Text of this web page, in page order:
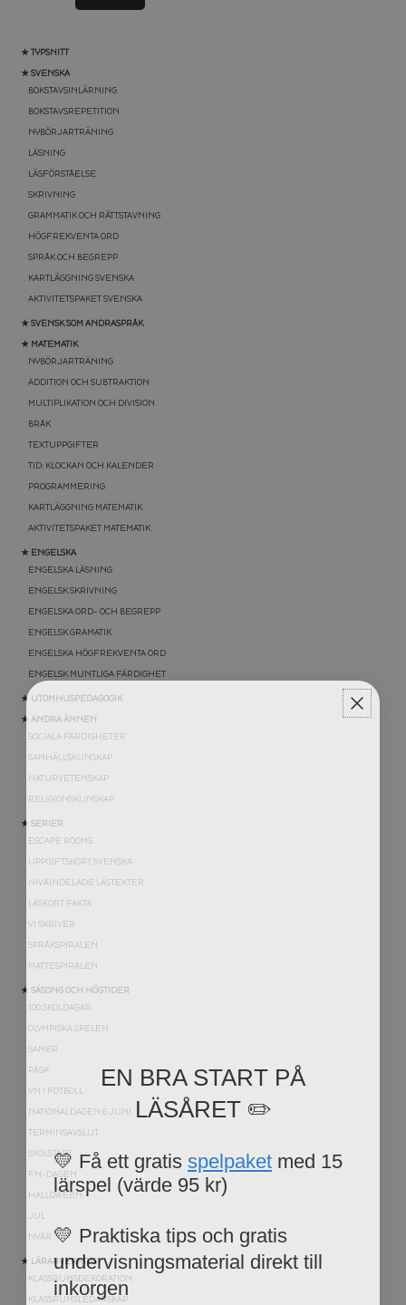
★ TYPSNITT
★ SVENSKA
BOKSTAVSINLÄRNING
BOKSTAVSREPETITION
NYBÖRJARTRÄNING
LÄSNING
LÄSFÖRSTÅELSE
SKRIVNING
GRAMMATIK OCH RÄTTSTAVNING
HÖGFREKVENTA ORD
SPRÅK OCH BEGREPP
KARTLÄGGNING SVENSKA
AKTIVITETSPAKET SVENSKA
★ SVENSK SOM ANDRASPRÅK
★ MATEMATIK
NYBÖRJARTRÄNING
ADDITION OCH SUBTRAKTION
MULTIPLIKATION OCH DIVISION
BRÅK
TEXTUPPGIFTER
TID: KLOCKAN OCH KALENDER
PROGRAMMERING
KARTLÄGGNING MATEMATIK
AKTIVITETSPAKET MATEMATIK
★ ENGELSKA
ENGELSKA LÄSNING
ENGELSK SKRIVNING
ENGELSKA ORD- OCH BEGREPP
ENGELSK GRAMATIK
ENGELSKA HÖGFREKVENTA ORD
ENGELSK MUNTLIGA FÄRDIGHET
★ UTOMHUSPEDAGOGIK
★ ANDRA ÄMNEN
SOCIALA FÄRDIGHETER
SAMHÄLLSKUNSKAP
NATURVETENSKAP
RELIGIONSKUNSKAP
★ SERIER
ESCAPE ROOMS
UPPGIFTSKORT SVENSKA
NIVÅINDELADE LÄSTEXTER
LÄSKORT FAKTA
VI SKRIVER
SPRÅKSPIRALEN
MATTESPIRALEN
★ SÄSONG OCH HÖGTIDER
100 SKOLDAGAR
OLYMPISKA SPELEN
SAMER
PÅSK
VM I FOTBOLL
NATIONALDAGEN 6 JUNI
TERMINSAVSLUT
SKOLSTART
FN-DAGEN
HALLOWEEN
JUL
NYÅR
★ LÄRARVERKTYG
KLASSRUMSDEKORATION
KLASSRUMSLEDARSKAP
EN BRA START PÅ
LÄSÅRET ✏️
💛 Få ett gratis
lärspel (värde 95 kr)
undervisningsmaterial direkt till
inkorgen